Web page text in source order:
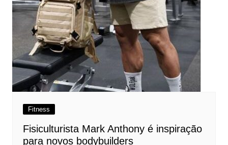
Fitness
Fisiculturista Mark Anthony é inspiração
para novos bodybuilders